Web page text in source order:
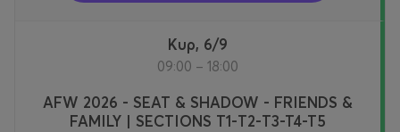
Κυρ, 6/9
09:00 – 18:00
AFW 2026 - SEAT & SHADOW - FRIENDS &
FAMILY | SECTIONS T1-Τ2-T3-T4-T5